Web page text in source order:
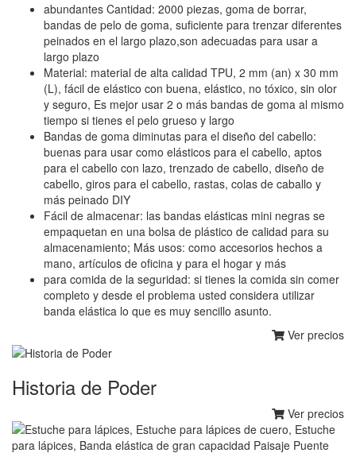
abundantes Cantidad: 2000 piezas, goma de borrar,
bandas de pelo de goma, suficiente para trenzar diferentes
peinados en el largo plazo,son adecuadas para usar a
largo plazo
Material: material de alta calidad TPU, 2 mm (an) x 30 mm
(L), fácil de elástico con buena, elástico, no tóxico, sin olor
y seguro, Es mejor usar 2 o más bandas de goma al mismo
tiempo si tienes el pelo grueso y largo
Bandas de goma diminutas para el diseño del cabello:
buenas para usar como elásticos para el cabello, aptos
para el cabello con lazo, trenzado de cabello, diseño de
cabello, giros para el cabello, rastas, colas de caballo y
más peinado DIY
Fácil de almacenar: las bandas elásticas mini negras se
empaquetan en una bolsa de plástico de calidad para su
almacenamiento; Más usos: como accesorios hechos a
mano, artículos de oficina y para el hogar y más
para comida de la seguridad: si tienes la comida sin comer
completo y desde el problema usted considera utilizar
banda elástica lo que es muy sencillo asunto.
Ver precios
Historia de Poder
Ver precios